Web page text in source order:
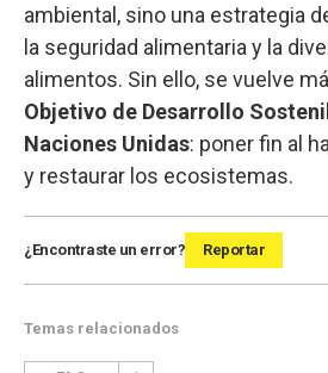
ambiental, sino una estrategia
la seguridad alimentaria y la
alimentos. Sin ello, se vuelve
Objetivo de Desarrollo
Naciones Unidas: poner fin al
y restaurar los ecosistemas.
¿Encontraste un error? Reportar
Temas relacionados